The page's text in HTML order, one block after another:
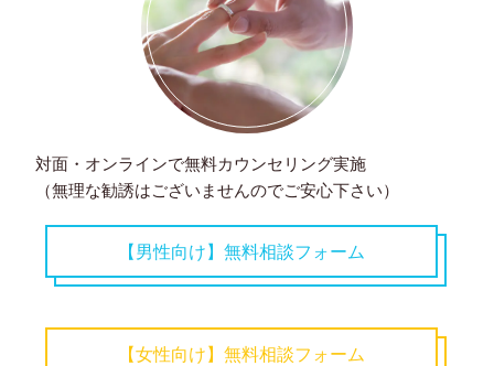
対面・オンラインで無料カウンセリング実施
（無理な勧誘はございませんのでご安心下さい）
【男性向け】無料相談フォーム
【女性向け】無料相談フォーム